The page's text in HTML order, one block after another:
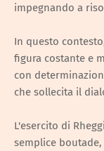
impegnando a
In questo
figura costante e
con
che sollecita il
L'esercito di
semplice